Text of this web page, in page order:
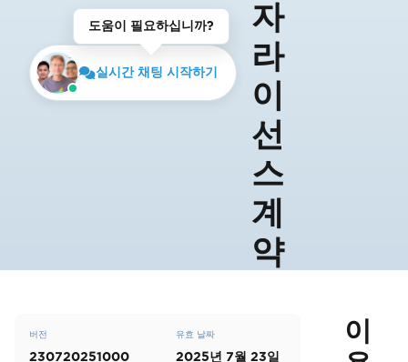
도움이 필요하십니까?
실시간 채팅 시작하기
자
라
이
선
스
계
약
버전
230720251000
유효 날짜
2025년 7월 23일
이